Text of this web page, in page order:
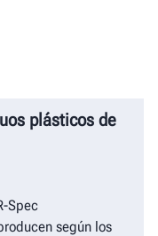
plásticos de
Spec
según los